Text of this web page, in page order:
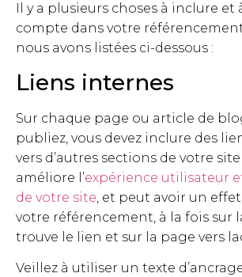
Il y a plusieurs choses à inclure
compte dans votre
nous avons listées ci-dessous :
Liens internes
Sur chaque page ou article de
publiez, vous devez inclure des
vers d’autres sections de votre
améliore l’expérience utilisateur
de votre site, et peut avoir un
votre référencement, à la fois sur
trouve le lien et sur la page vers
Veillez à utiliser un texte